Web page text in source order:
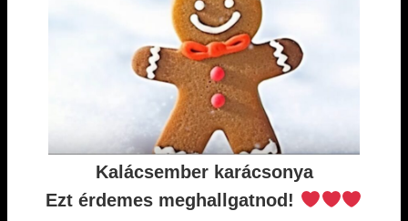
Kalácsember karácsonya
Ezt érdemes meghallgatnod!